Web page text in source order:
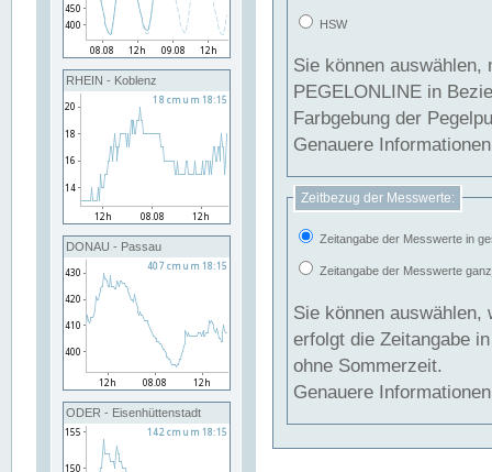
RHEIN - Koblenz
DONAU - Passau
ODER - Eisenhüttenstadt
HSW
Sie können
PEGELONLINE in Beziehung
Farbgebung der
Genauere
Zeitbezug der Messwerte:
Zeitangabe der Messwerte in
Zeitangabe der Messwerte
Sie können auswählen,
erfolgt die Zeitangabe
ohne Sommerzeit.
Genauere